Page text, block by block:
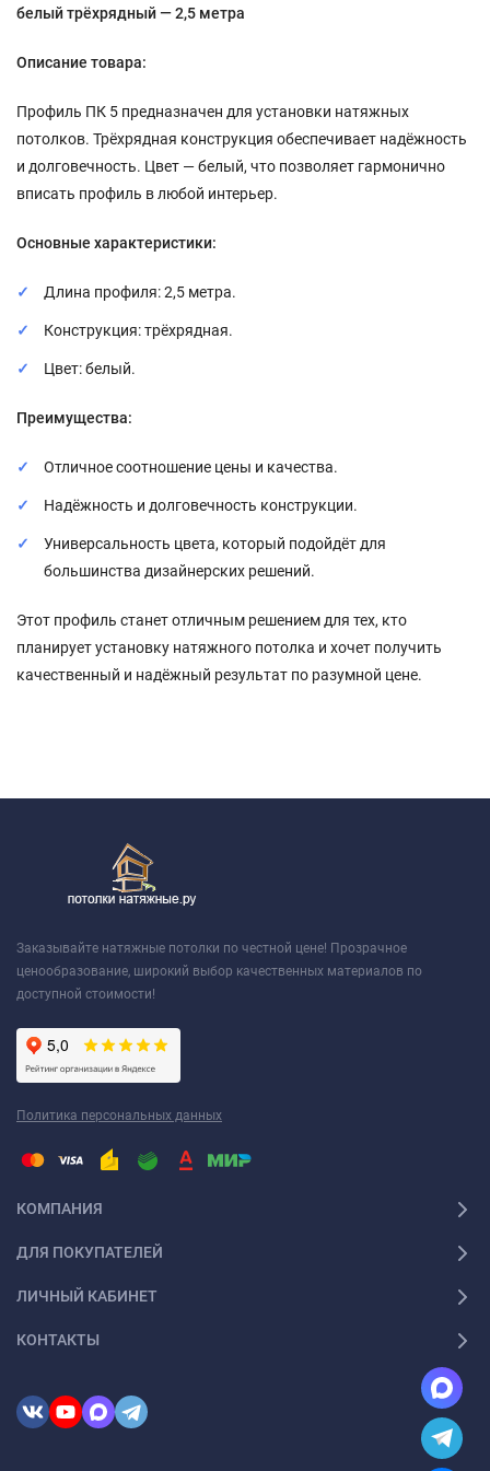
белый трёхрядный — 2,5 метра
Описание товара:
Профиль ПК 5 предназначен для установки натяжных
потолков. Трёхрядная конструкция обеспечивает надёжность
и долговечность. Цвет — белый, что позволяет гармонично
вписать профиль в любой интерьер.
Основные характеристики:
Длина профиля: 2,5 метра.
Конструкция: трёхрядная.
Цвет: белый.
Преимущества:
Отличное соотношение цены и качества.
Надёжность и долговечность конструкции.
Универсальность цвета, который подойдёт для
большинства дизайнерских решений.
Этот профиль станет отличным решением для тех, кто
планирует установку натяжного потолка и хочет получить
качественный и надёжный результат по разумной цене.
Заказывайте натяжные потолки по честной цене! Прозрачное
ценообразование, широкий выбор качественных материалов по
доступной стоимости!
Политика персональных данных
КОМПАНИЯ
ДЛЯ ПОКУПАТЕЛЕЙ
ЛИЧНЫЙ КАБИНЕТ
КОНТАКТЫ